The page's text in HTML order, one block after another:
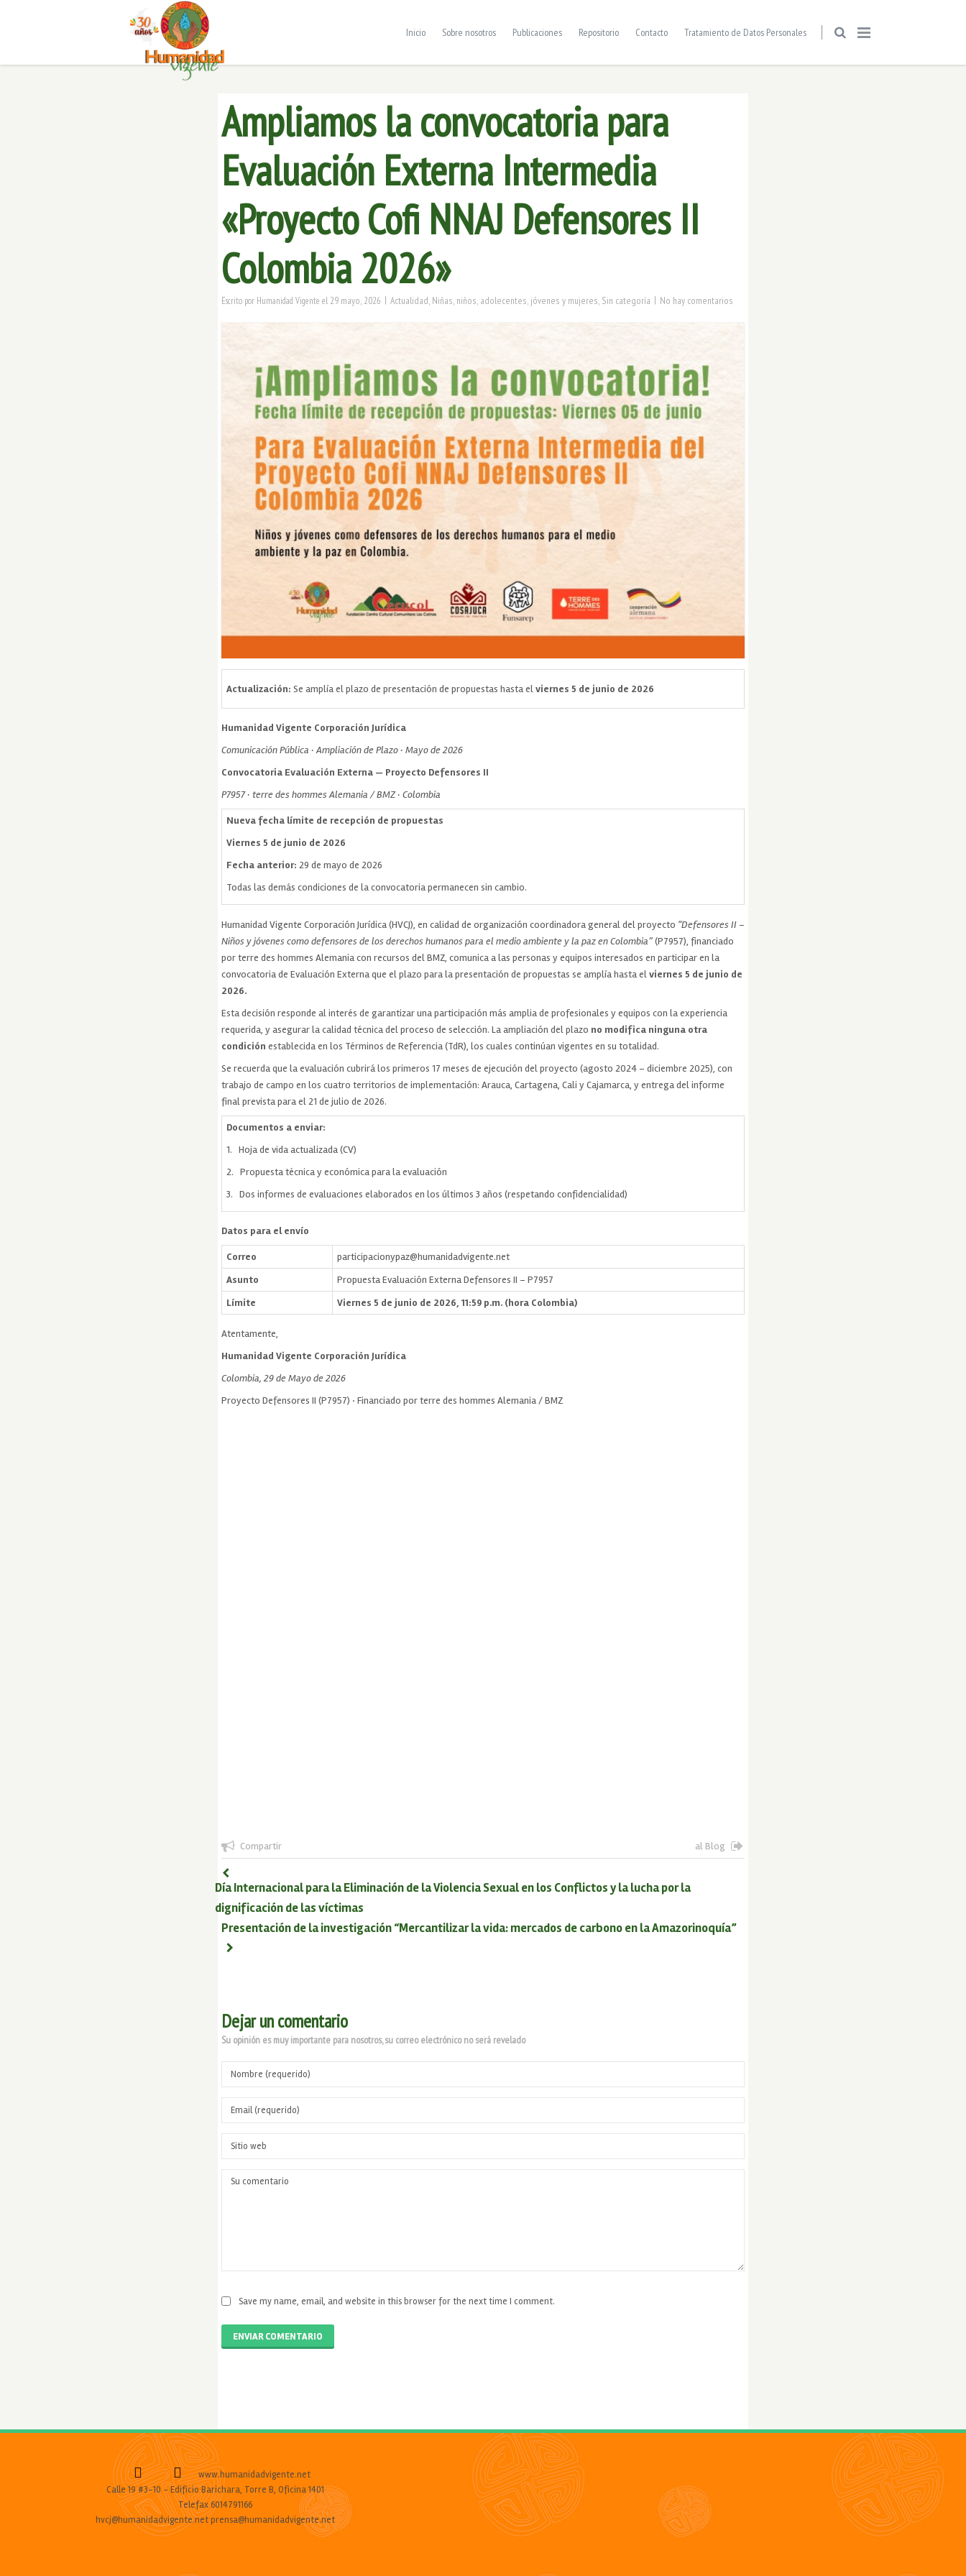
Inicio Sobre nosotros Publicaciones Repositorio Contacto Tratamiento de Datos Personales
Ampliamos la convocatoria para
Evaluación Externa Intermedia
«Proyecto Cofi NNAJ Defensores II
Colombia 2026»
Escrito por Humanidad Vigente el 29 mayo, 2026 | Actualidad, Niñas, niños, adolecentes, jóvenes y mujeres, Sin categoría | No hay comentarios
Actualización: Se amplía el plazo de presentación de propuestas hasta elviernes 5 de junio de 2026
Humanidad Vigente Corporación Jurídica
Comunicación Pública · Ampliación de Plazo · Mayo de 2026
Convocatoria Evaluación Externa — Proyecto Defensores II
P7957 · terre des hommes Alemania / BMZ · Colombia
Nueva fecha límite de recepción de propuestas
Viernes 5 de junio de 2026
Fecha anterior: 29 de mayo de 2026
Todas las demás condiciones de la convocatoria permanecen sin cambio.
Humanidad Vigente Corporación Jurídica (HVCJ), en calidad de organización coordinadora general del proyecto “Defensores II –
Niños y jóvenes como defensores de los derechos humanos para el medio ambiente y la paz en Colombia”(P7957), financiado
por terre des hommes Alemania con recursos del BMZ, comunica a las personas y equipos interesados en participar en la
convocatoria de Evaluación Externa que el plazo para la presentación de propuestas se amplía hasta elviernes 5 de junio de
2026.
Esta decisión responde al interés de garantizar una participación más amplia de profesionales y equipos con la experiencia
requerida, y asegurar la calidad técnica del proceso de selección. La ampliación del plazo no modifica ninguna otra
condición establecida en los Términos de Referencia (TdR), los cuales continúan vigentes en su totalidad.
Se recuerda que la evaluación cubrirá los primeros 17 meses de ejecución del proyecto (agosto 2024 – diciembre 2025), con
trabajo de campo en los cuatro territorios de implementación: Arauca, Cartagena, Cali y Cajamarca, y entrega del informe
final prevista para el 21 de julio de 2026.
Documentos a enviar:
1. Hoja de vida actualizada (CV)
2. Propuesta técnica y económica para la evaluación
3. Dos informes de evaluaciones elaborados en los últimos 3 años (respetando confidencialidad)
Datos para el envío
Correo
participacionypaz@humanidadvigente.net
Asunto
Propuesta Evaluación Externa Defensores II – P7957
Límite
Viernes 5 de junio de 2026, 11:59 p.m. (hora Colombia)
Atentamente,
Humanidad Vigente Corporación Jurídica
Colombia, 29 de Mayo de 2026
Proyecto Defensores II (P7957) · Financiado por terre des hommes Alemania / BMZ
Compartir al Blog
Día Internacional para la Eliminación de la Violencia Sexual en los Conflictos y la lucha por la
dignificación de las víctimas
Presentación de la investigación “Mercantilizar la vida: mercados de carbono en la Amazorinoquía”
Dejar un comentario
Su opinión es muy importante para nosotros, su correo electrónico no será revelado
Save my name, email, and website in this browser for the next time I comment.
ENVIAR COMENTARIO
www.humanidadvigente.net
Calle 19 #3-10 - Edificio Barichara, Torre B, Oficina 1401
Telefax 6014791166
hvcj@humanidadvigente.net prensa@humanidadvigente.net